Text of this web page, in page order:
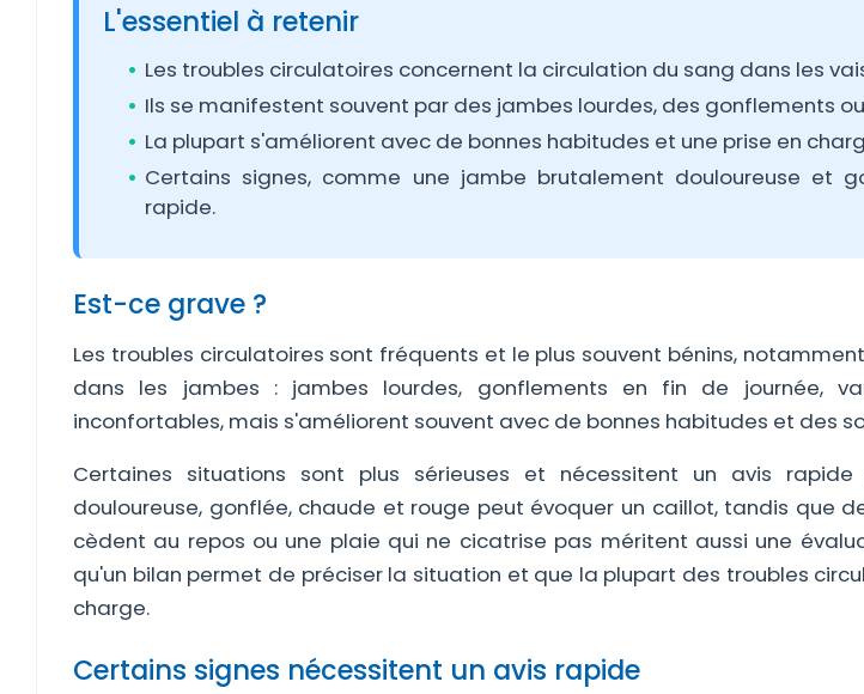
L'essentiel à retenir
Les troubles circulatoires concernent la circulation du sang dans les
Ils se manifestent souvent par des jambes lourdes, des gonflements
La plupart s'améliorent avec de bonnes habitudes et une prise en
Certains signes, comme une jambe brutalement douloureuse et
rapide.
Est-ce grave ?
Les troubles circulatoires sont fréquents et le plus souvent bénins,
dans les jambes : jambes lourdes, gonflements en fin de journée,
inconfortables, mais s'améliorent souvent avec de bonnes habitudes et des
Certaines situations sont plus sérieuses et nécessitent un avis
douloureuse, gonflée, chaude et rouge peut évoquer un caillot, tandis que
cèdent au repos ou une plaie qui ne cicatrise pas méritent aussi une
qu'un bilan permet de préciser la situation et que la plupart des troubles
charge.
Certains signes nécessitent un avis rapide